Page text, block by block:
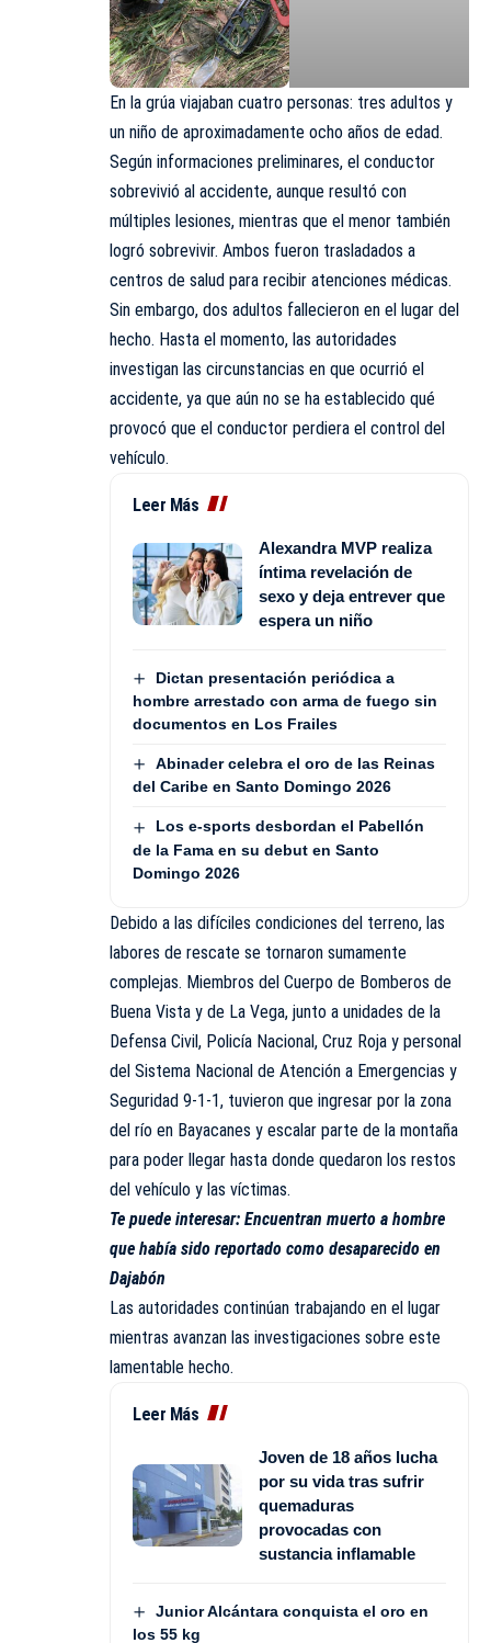
En la grúa viajaban cuatro personas: tres adultos y
un niño de aproximadamente ocho años de edad.
Según informaciones preliminares, el conductor
sobrevivió al accidente, aunque resultó con
múltiples lesiones, mientras que el menor también
logró sobrevivir. Ambos fueron trasladados a
centros de salud para recibir atenciones médicas.
Sin embargo, dos adultos fallecieron en el lugar del
hecho. Hasta el momento, las autoridades
investigan las circunstancias en que ocurrió el
accidente, ya que aún no se ha establecido qué
provocó que el conductor perdiera el control del
vehículo.
Leer Más
Alexandra MVP realiza
íntima revelación de
sexo y deja entrever que
espera un niño
Dictan presentación periódica a
hombre arrestado con arma de fuego sin
documentos en Los Frailes
Abinader celebra el oro de las Reinas
del Caribe en Santo Domingo 2026
Los e-sports desbordan el Pabellón
de la Fama en su debut en Santo
Domingo 2026
Debido a las difíciles condiciones del terreno, las
labores de rescate se tornaron sumamente
complejas. Miembros del Cuerpo de Bomberos de
Buena Vista y de La Vega, junto a unidades de la
Defensa Civil, Policía Nacional, Cruz Roja y personal
del Sistema Nacional de Atención a Emergencias y
Seguridad 9-1-1, tuvieron que ingresar por la zona
del río en Bayacanes y escalar parte de la montaña
para poder llegar hasta donde quedaron los restos
del vehículo y las víctimas.
Te puede interesar: Encuentran muerto a hombre
que había sido reportado como desaparecido en
Dajabón
Las autoridades continúan trabajando en el lugar
mientras avanzan las investigaciones sobre este
lamentable hecho.
Leer Más
Joven de 18 años lucha
por su vida tras sufrir
quemaduras
provocadas con
sustancia inflamable
Junior Alcántara conquista el oro en
los 55 kg